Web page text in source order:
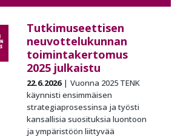
Tutkimuseettisen
neuvottelukunnan
toimintakertomus
2025 julkaistu
22.6.2026
Vuonna 2025 TENK
käynnisti ensimmäisen
strategiaprosessinsa ja työsti
kansallisia suosituksia luontoon
ja ympäristöön liittyvää